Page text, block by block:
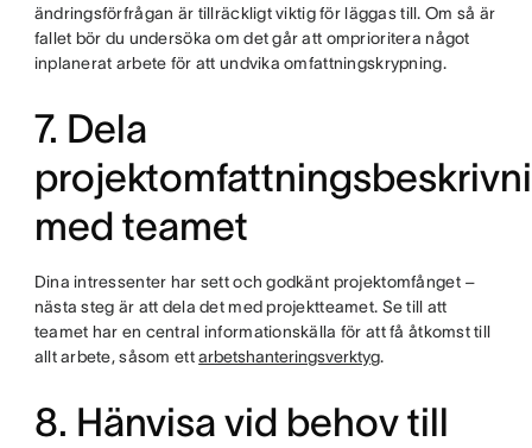
ändringsförfrågan är tillräckligt viktig för läggas till. Om så är
fallet bör du undersöka om det går att omprioritera något
inplanerat arbete för att undvika omfattningskrypning.
7. Dela
med teamet
Dina intressenter har sett och godkänt projektomfånget –
nästa steg är att dela det med projektteamet. Se till att
teamet har en central informationskälla för att få åtkomst till
allt arbete, såsom ettarbetshanteringsverktyg.
8. Hänvisa vid behov till